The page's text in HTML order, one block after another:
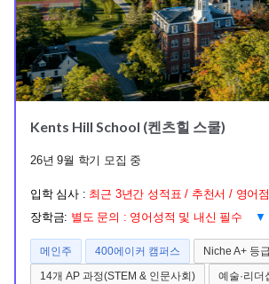
Kents Hill School (켄츠힐 스쿨)
26년 9월 학기 모집 중
입학 심사 : 최근 3년간 성적표 / 추천서 / 영어
장학금: 별도 문의 : 영어성적 및 내신 필수 ▼
메인주 400에이커 캠퍼스 Niche A+ 등급
14개 AP 과정(STEM & 인문사회)
예술·리더